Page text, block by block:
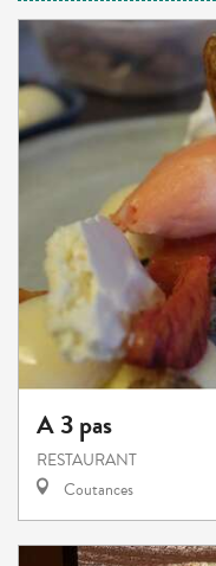
A 3 pas
RESTAURANT
Coutances